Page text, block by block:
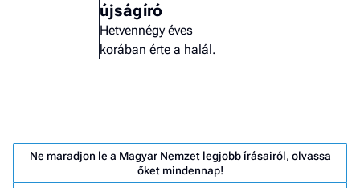
újságíró
Hetvennégy éves
korában érte a halál.
Ne maradjon le a Magyar Nemzet legjobb írásairól, olvassa
őket mindennap!